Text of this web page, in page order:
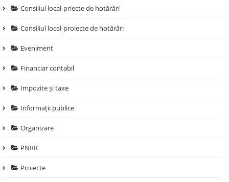
Consiliul local-priecte de hotărâri
Consiliul local-proiecte de hotărâri
Eveniment
Financiar contabil
Impozite și taxe
Informații publice
Organizare
PNRR
Proiecte